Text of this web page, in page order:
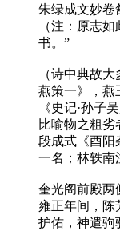
朱绿成文妙卷
（注：原志
书。”
（诗中典故
燕策一》，燕
《史记·孙子
比喻物之粗劣
段成式《酉阳
一名；林轶南
奎光阁前殿两
雍正年间，陈
护佑，神遣驹